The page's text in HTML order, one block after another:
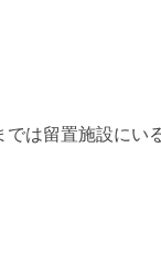
では留置施設にい